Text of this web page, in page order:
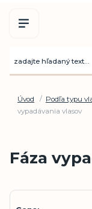
Úvod Podľa typu
vypadávania vlasov
Fáza